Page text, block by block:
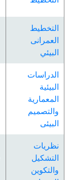
التخطيط
العمرانى
البيئي
الدراسات
البيئية
المعمارية
والتصميم
البيئى
نظريات
التشكيل
والتكوين